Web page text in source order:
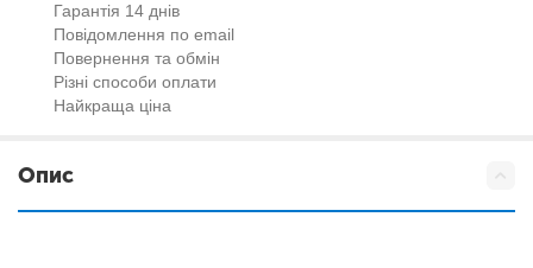
Гарантія 14 днів
Повідомлення по email
Повернення та обмін
Різні способи оплати
Найкраща ціна
Опис